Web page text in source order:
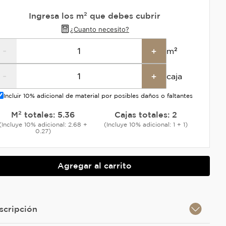
Ingresa los m² que debes cubrir
¿Cuanto necesito?
- + m²
- + caja
Incluir 10% adicional de material por posibles daños o faltantes
M² totales: 5.36
10% adicional: 2.68 +
0.27)
Cajas totales: 2
(Incluye 10% adicional: 1 + 1)
Agregar al carrito